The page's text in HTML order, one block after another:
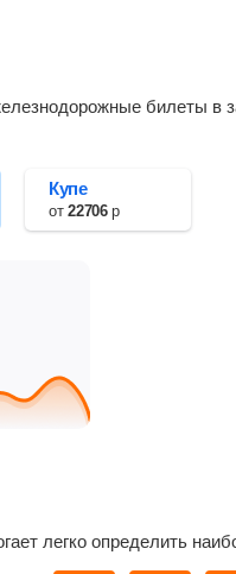
билеты в
Купе
от22706р
легко определить